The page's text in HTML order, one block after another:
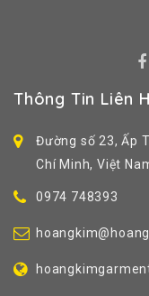
Thông Tin Liên
Đường số 23, Ấp
Chí Minh, Việt
0974 748393